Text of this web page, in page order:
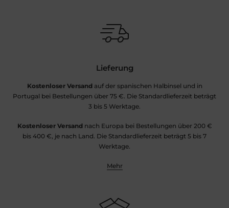
Lieferung
Kostenloser Versandauf der spanischen Halbinsel und in
Portugal bei Bestellungen über 75 €. Die Standardlieferzeit beträgt
3 bis 5 Werktage.
Kostenloser Versandnach Europa bei Bestellungen über 200 €
bis 400 €, je nach Land. Die Standardlieferzeit beträgt 5 bis 7
Werktage.
Mehr